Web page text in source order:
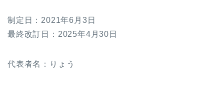
制定日：2021年6月3日
最終改訂日：2025年4月30日
代表者名：りょう